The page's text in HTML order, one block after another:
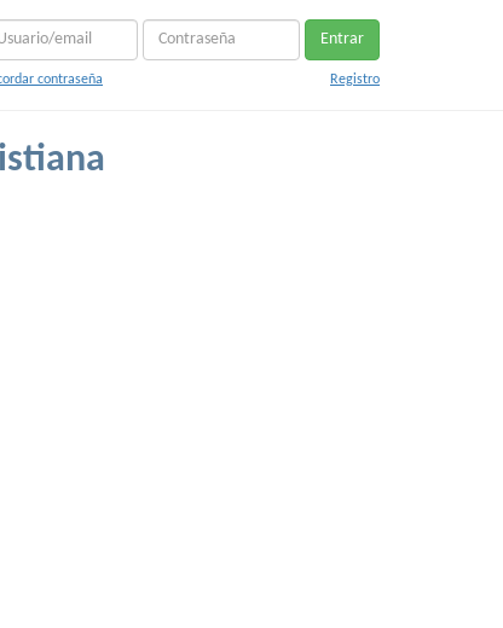
Entrar
contraseña Registro